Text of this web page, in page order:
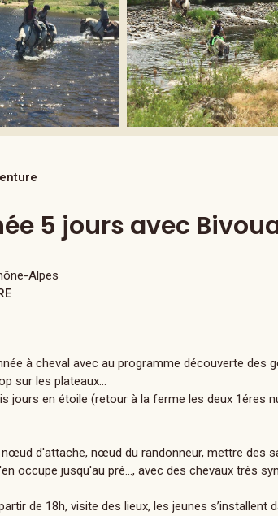
5 jours avec
Alpes
à cheval avec au programme découverte des
sur les plateaux...
jours en étoile (retour à la ferme les deux 1éres
d'attache, nœud du randonneur, mettre des
occupe jusqu'au pré..., avec des chevaux très
de 18h, visite des lieux, les jeunes s’installent